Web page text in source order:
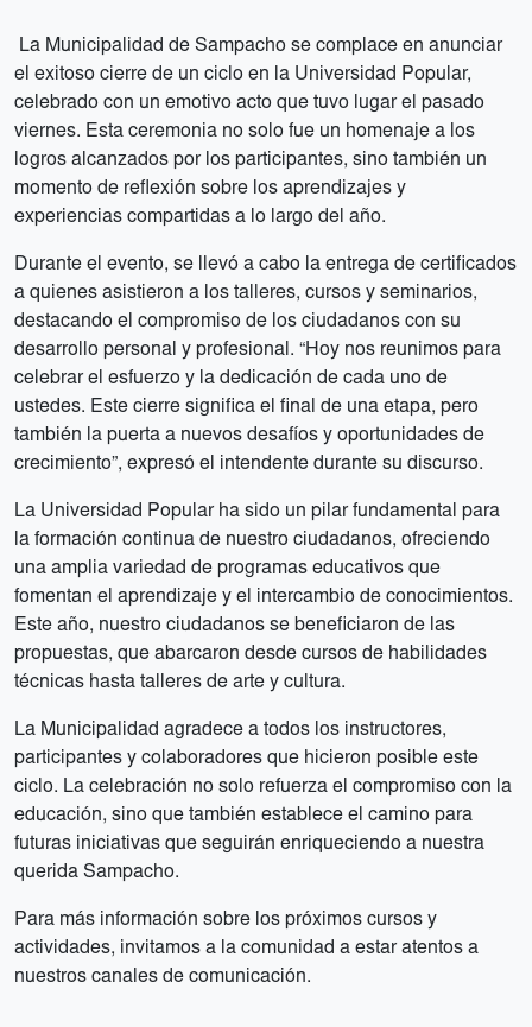
La Municipalidad de Sampacho se complace en anunciar
el exitoso cierre de un ciclo en la Universidad Popular,
celebrado con un emotivo acto que tuvo lugar el pasado
viernes. Esta ceremonia no solo fue un homenaje a los
logros alcanzados por los participantes, sino también un
momento de reflexión sobre los aprendizajes y
experiencias compartidas a lo largo del año.
Durante el evento, se llevó a cabo la entrega de certificados
a quienes asistieron a los talleres, cursos y seminarios,
destacando el compromiso de los ciudadanos con su
desarrollo personal y profesional. “Hoy nos reunimos para
celebrar el esfuerzo y la dedicación de cada uno de
ustedes. Este cierre significa el final de una etapa, pero
también la puerta a nuevos desafíos y oportunidades de
crecimiento”, expresó el intendente durante su discurso.
La Universidad Popular ha sido un pilar fundamental para
la formación continua de nuestro ciudadanos, ofreciendo
una amplia variedad de programas educativos que
fomentan el aprendizaje y el intercambio de conocimientos.
Este año, nuestro ciudadanos se beneficiaron de las
propuestas, que abarcaron desde cursos de habilidades
técnicas hasta talleres de arte y cultura.
La Municipalidad agradece a todos los instructores,
participantes y colaboradores que hicieron posible este
ciclo. La celebración no solo refuerza el compromiso con la
educación, sino que también establece el camino para
futuras iniciativas que seguirán enriqueciendo a nuestra
querida Sampacho.
Para más información sobre los próximos cursos y
actividades, invitamos a la comunidad a estar atentos a
nuestros canales de comunicación.